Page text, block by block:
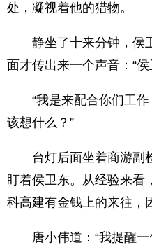
处，凝视着他的猎物。
静坐了十来分钟，侯
面才传出来一个声音：“
“我是来配合你们工作
该想什么？”
台灯后面坐着商游副
盯着侯卫东。从经验来看
科高建有金钱上的来往，
唐小伟道：“我提醒一